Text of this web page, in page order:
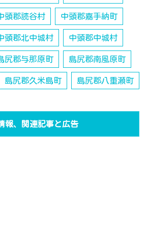
頭郡読谷村 中頭郡嘉手納町
頭郡北中城村 中頭郡中城村
尻郡与那原町 島尻郡南風原町
島尻郡久米島町 島尻郡八重瀬町
報、関連記事と広告